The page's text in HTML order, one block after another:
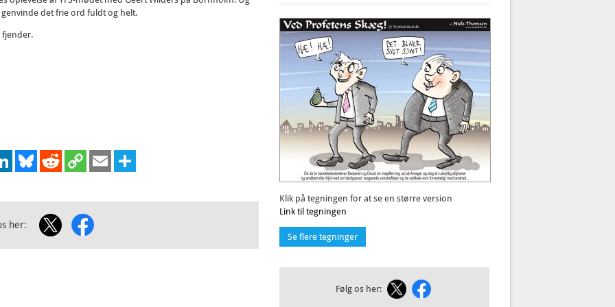
det frie ord fuldt og helt.
fjender.
LinkedInBluesky Reddit
Copy
Link
Email
her:
Klik på tegningen for at se en større version
Link til tegningen
Se flere tegninger
Følg os her: